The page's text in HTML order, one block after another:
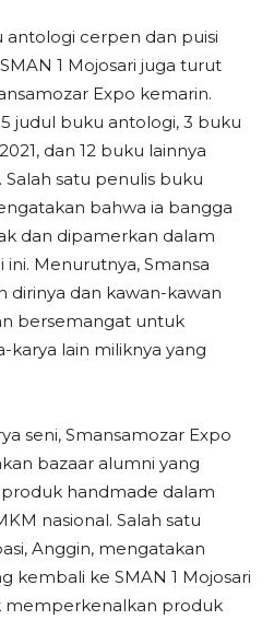
cerpen dan puisi
1 Mojosari juga turut
Expo kemarin.
judul buku antologi, 3 buku
dan 12 buku lainnya
Salah satu penulis buku
bahwa ia bangga
dan dipamerkan dalam
Menurutnya, Smansa
dirinya dan kawan-kawan
bersemangat untuk
karya lain miliknya yang
seni, Smansamozar Expo
bazaar alumni yang
handmade dalam
nasional. Salah satu
Anggin, mengatakan
kembali ke SMAN 1 Mojosari
memperkenalkan produk